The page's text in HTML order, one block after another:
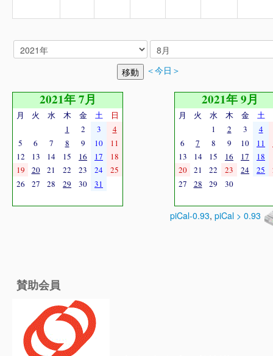
＜今日＞
2021年 7月
月 火 水 木 金 土
日
1
2 3
4
5
6 7 8 9 10
11
12
13 14 15 16 17
18
19
20 21 22 23 24
25
26
27 28 29 30 31
2021年 9月
月 火 水 木 金 土
1
2 3
4
6
7 8 9 10 11
13
14 15 16 17 18
20
21 22 23 24 25
27
28 29 30
piCal-0.93, piCal > 0.93
賛助会員